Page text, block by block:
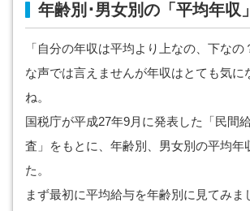
年齢別･男女別の「平均年収
「自分の年収は平均より上なの、下なの
な声では言えませんが年収はとても気に
ね。
国税庁が平成27年9月に発表した「民間
査」をもとに、年齢別、男女別の平均年
た。
まず最初に平均給与を年齢別に見てみま